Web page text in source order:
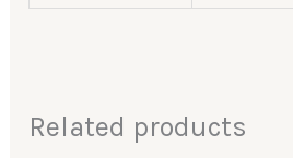
Related products